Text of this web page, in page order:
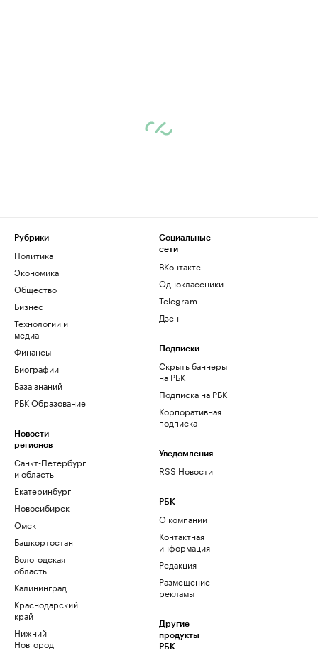
Рубрики
Политика
Экономика
Общество
Бизнес
Технологии и
медиа
Финансы
Биографии
База знаний
РБК Образование
Новости
регионов
Санкт-Петербург
и область
Екатеринбург
Новосибирск
Омск
Башкортостан
Вологодская
область
Калининград
Краснодарский
край
Нижний
Новгород
Социальные
сети
ВКонтакте
Одноклассники
Telegram
Дзен
Подписки
Скрыть баннеры
на РБК
Подписка на РБК
Корпоративная
подписка
Уведомления
RSS Новости
РБК
О компании
Контактная
информация
Редакция
Размещение
рекламы
Другие
продукты
РБК